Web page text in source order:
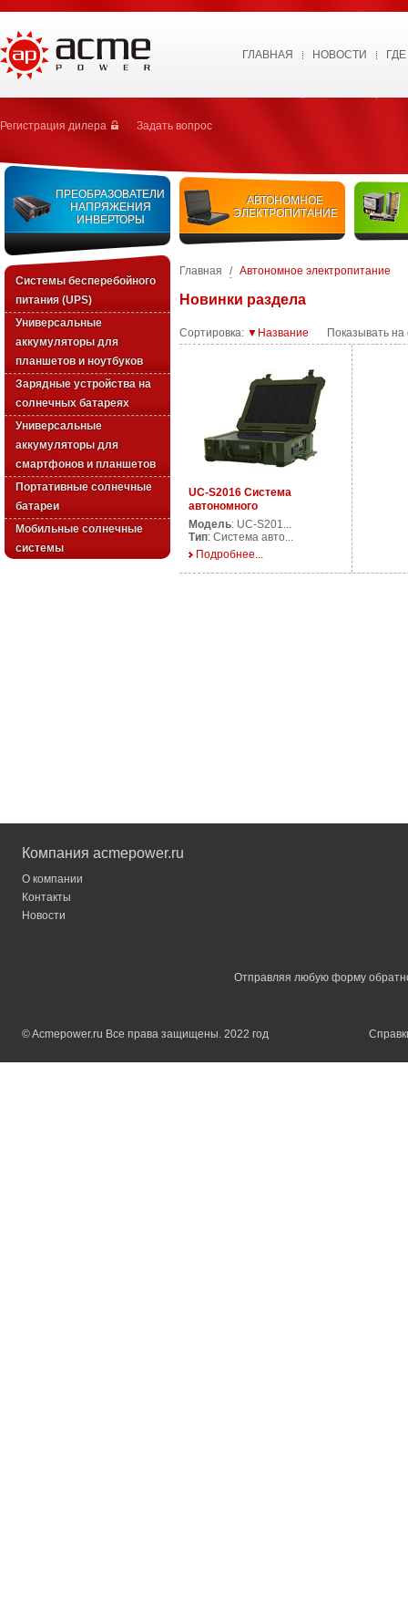
ГЛАВНАЯ НОВОСТИ
Регистрация дилера Задать вопрос
ПРЕОБРАЗОВАТЕЛИ
НАПРЯЖЕНИЯ
ИНВЕРТОРЫ
АВТОНОМНОЕ
ЭЛЕКТРОПИТАНИЕ
Системы бесперебойного
питания (UPS)
Универсальные
аккумуляторы для
планшетов и ноутбуков
Зарядные устройства на
солнечных батареях
Универсальные
аккумуляторы для
смартфонов и планшетов
Портативные солнечные
батареи
Мобильные солнечные
системы
Главная / Автономное электропитание
Новинки раздела
Сортировка: ▼Название Показывать
UC-S2016 Система
автономного
электропитания
Модель: UC-S201...
Тип: Система авто...
Подробнее...
Компания acmepower.ru
О компании
Контакты
Новости
Отправляя любую форму
© Acmepower.ru Все права защищены. 2022 год